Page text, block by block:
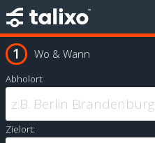
Wo & Wann
Abholort:
Zielort: